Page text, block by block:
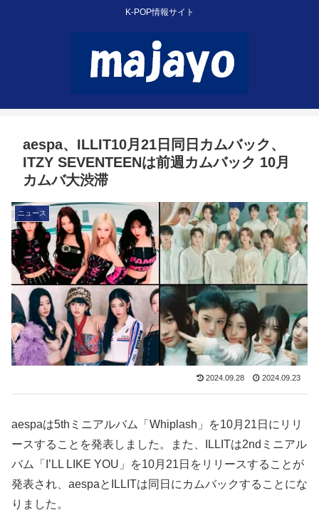
K-POP情報サイト
aespa、ILLIT10月21日同日カムバック、
ITZY SEVENTEENは前週カムバック 10月
カムバ大渋滞
ニュース
2024.09.28 2024.09.23
aespaは5thミニアルバム「Whiplash」を10月21日にリリ
ースすることを発表しました。また、ILLITは2ndミニアル
バム「I’LL LIKE YOU」を10月21日をリリースすることが
発表され、aespaとILLITは同日にカムバックすることにな
りました。